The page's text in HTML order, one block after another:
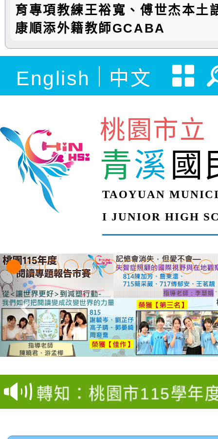
育專項教練王裕寬、傅世杰本土
康順添外籍教師GCABA
English 中文
桃園市立
青溪 國
TAOYUAN
I JUNIOR HIGH
【甄選結果(第4招)】
學年度第1學期第9次代
結果(第4招)
【甄選結果(第12招)】
學年度第1學期第7次代
轉知：桃園市115學年
賽及師生本土語及新住
轉知：「桃園市115學